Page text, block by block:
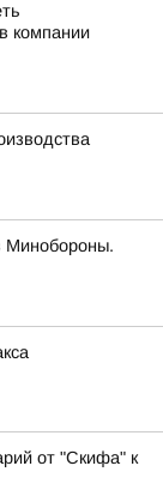
компании
Минобороны.
от "Скифа" к